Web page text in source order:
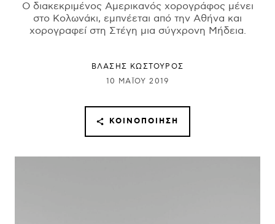
Ο διακεκριμένος Αμερικανός χορογράφος μένει
στο Κολωνάκι, εμπνέεται από την Αθήνα και
χορογραφεί στη Στέγη μια σύγχρονη Μήδεια.
ΒΛΑΣΗΣ ΚΩΣΤΟΥΡΟΣ
10 ΜΑΪ́ΟΥ 2019
ΚΟΙΝΟΠΟΊΗΣΗ